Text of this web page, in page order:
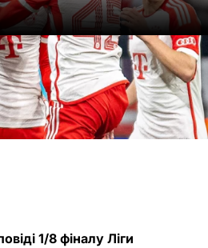
1/8 фіналу Ліги